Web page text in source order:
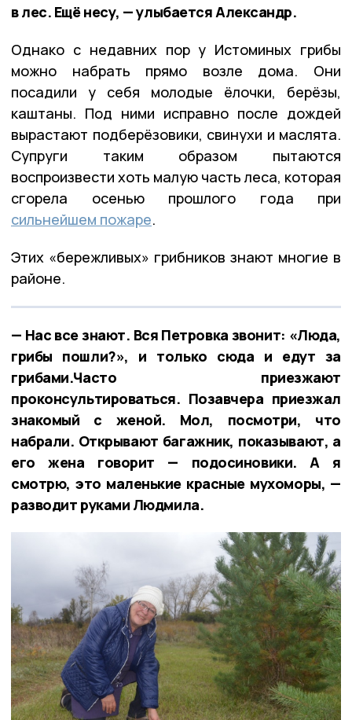
в лес. Ещё несу, — улыбается Александр.
Однако с недавних пор у Истоминых грибы
можно набрать прямо возле дома. Они
посадили у себя молодые ёлочки, берёзы,
каштаны. Под ними исправно после дождей
вырастают подберёзовики, свинухи и маслята.
Супруги таким образом пытаются
воспроизвести хоть малую часть леса, которая
сгорела осенью прошлого года при
сильнейшем пожаре.
Этих «бережливых» грибников знают многие в
районе.
— Нас все знают. Вся Петровка звонит: «Люда,
грибы пошли?», и только сюда и едут за
грибами.Часто приезжают
проконсультироваться. Позавчера приезжал
знакомый с женой. Мол, посмотри, что
набрали. Открывают багажник, показывают, а
его жена говорит — подосиновики. А я
смотрю, это маленькие красные мухоморы, —
разводит руками Людмила.